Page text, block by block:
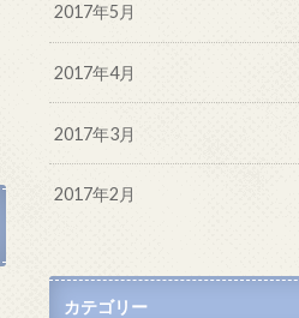
2017年5月
2017年4月
2017年3月
2017年2月
カテゴリー